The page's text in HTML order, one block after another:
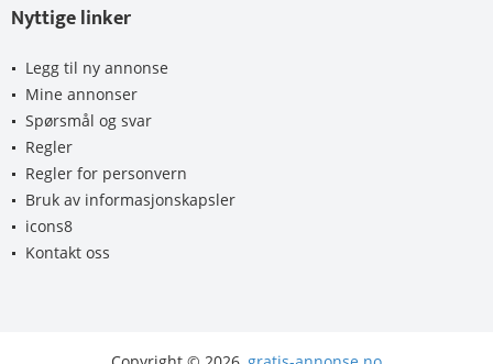
Nyttige linker
Legg til ny annonse
Mine annonser
Spørsmål og svar
Regler
Regler for personvern
Bruk av informasjonskapsler
icons8
Kontakt oss